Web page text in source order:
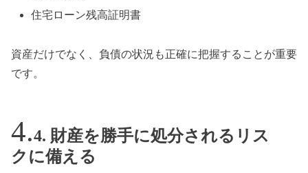
住宅ローン残高証明書
資産だけでなく、負債の状況も正確に把握することが重要
です。
4. 財産を勝手に処分されるリス
クに備える